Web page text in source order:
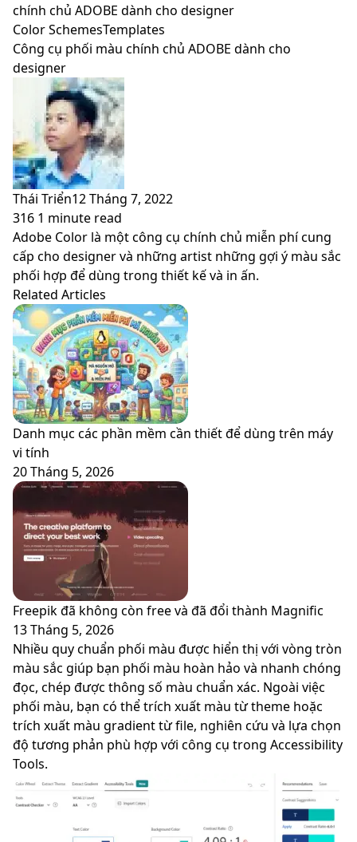
skin
chính chủ ADOBE dành cho designer
Color SchemesTemplates
Công cụ phối màu chính chủ ADOBE dành cho
designer
Thái Triển12 Tháng 7, 2022
316 1 minute read
Facebook
X
LinkedIn
Pinterest
Messenger
Messenger
WhatsApp
Telegram
Viber
Share
via
Email
Print
Adobe Color là một công cụ chính chủ miễn phí cung
cấp cho designer và những artist những gợi ý màu sắc
phối hợp để dùng trong thiết kế và in ấn.
Related Articles
Danh mục các phần mềm cần thiết để dùng trên máy
vi tính
20 Tháng 5, 2026
Freepik đã không còn free và đã đổi thành Magnific
13 Tháng 5, 2026
Nhiều quy chuẩn phối màu được hiển thị với vòng tròn
màu sắc giúp bạn phối màu hoàn hảo và nhanh chóng
đọc, chép được thông số màu chuẩn xác. Ngoài việc
phối màu, bạn có thể trích xuất màu từ theme hoặc
trích xuất màu gradient từ file, nghiên cứu và lựa chọn
độ tương phản phù hợp với công cụ trong Accessibility
Tools.